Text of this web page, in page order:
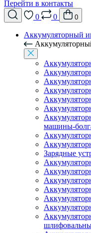
Перейти в контакты
0
0 0
Аккумуляторный
машины-
Зарядные